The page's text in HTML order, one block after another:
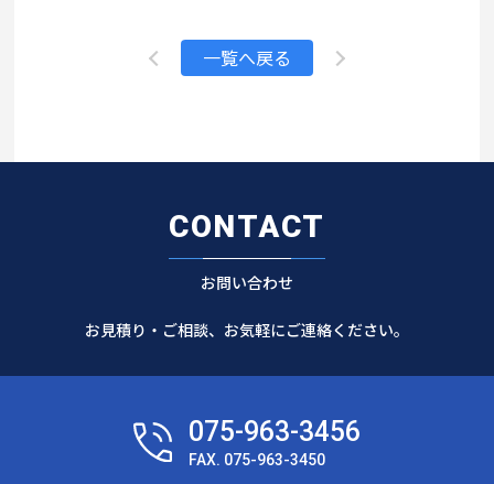
一覧へ戻る
CONTACT
お問い合わせ
お見積り・ご相談、お気軽にご連絡ください。
075-963-3456
FAX. 075-963-3450